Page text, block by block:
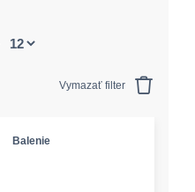
Vymazať filter
Balenie